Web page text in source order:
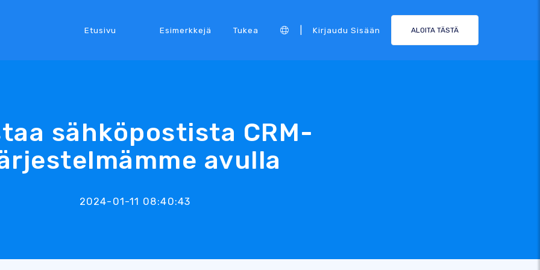
Etusivu Esimerkkejä Tukea Kirjaudu Sisään ALOITA TÄSTÄ
sähköpostista CRM-
avulla
2024-01-11 08:40:43